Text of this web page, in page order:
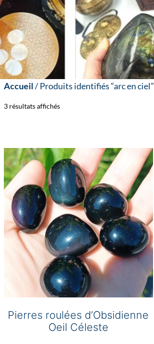
Accueil/ Produits identifiés “arc en ciel”
3 résultats affichés
Pierres roulées d’Obsidienne
Oeil Céleste